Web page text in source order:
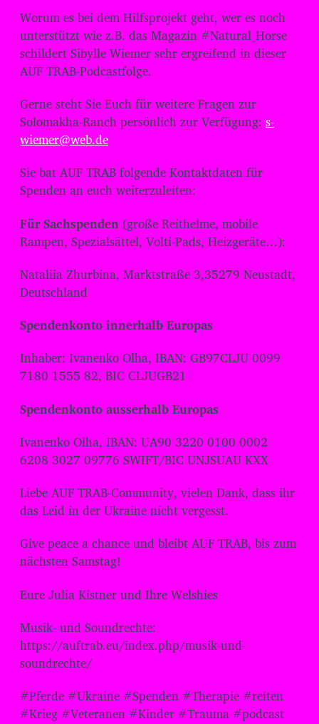
Worum es bei dem Hilfsprojekt geht, wer es noch
unterstützt wie z.B. das Magazin #Natural_Horse
schildert Sibylle Wiemer sehr ergreifend in dieser
AUF TRAB-Podcastfolge.
Gerne steht Sie Euch für weitere Fragen zur
Solomakha-Ranch persönlich zur Verfügung: s-
wiemer@web.de
Sie bat AUF TRAB folgende Kontaktdaten für
Spenden an euch weiterzuleiten:
Für Sachspenden (große Reithelme, mobile
Rampen, Spezialsättel, Volti-Pads, Heizgeräte…):
Nataliia Zhurbina, Marktstraße 3,35279 Neustadt,
Deutschland
Spendenkonto innerhalb Europas
Inhaber: Ivanenko Olha, IBAN: GB97CLJU 0099
7180 1555 82, BIC CLJUGB21
Spendenkonto ausserhalb Europas
Ivanenko Olha, IBAN: UA90 3220 0100 0002
6208 3027 09776 SWIFT/BIC UNJSUAU KXX
Liebe AUF TRAB-Community, vielen Dank, dass ihr
das Leid in der Ukraine nicht vergesst.
Give peace a chance und bleibt AUF TRAB, bis zum
nächsten Samstag!
Eure Julia Kistner und Ihre Welshies
Musik- und Soundrechte:
⁠⁠⁠⁠⁠⁠⁠⁠⁠⁠⁠⁠⁠⁠⁠⁠⁠⁠⁠⁠⁠https://auftrab.eu/index.php/musik-und-
soundrechte/
⁠⁠⁠⁠⁠⁠⁠⁠⁠⁠⁠⁠⁠⁠⁠⁠⁠⁠⁠⁠⁠#Pferde #Ukraine #Spenden #Therapie #reiten
#Krieg #Veteranen #Kinder #Trauma #podcast